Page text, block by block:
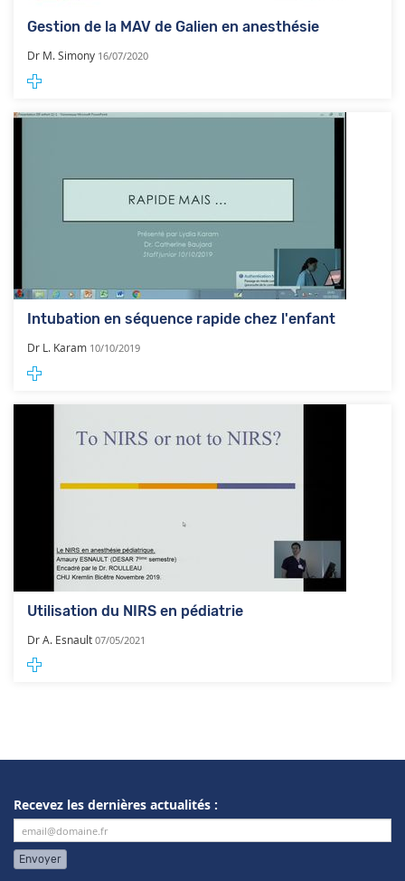
Gestion de la MAV de Galien en anesthésie
Dr M. Simony 16/07/2020
Intubation en séquence rapide chez l'enfant
Dr L. Karam 10/10/2019
Utilisation du NIRS en pédiatrie
Dr A. Esnault 07/05/2021
Recevez les dernières actualités :
Envoyer